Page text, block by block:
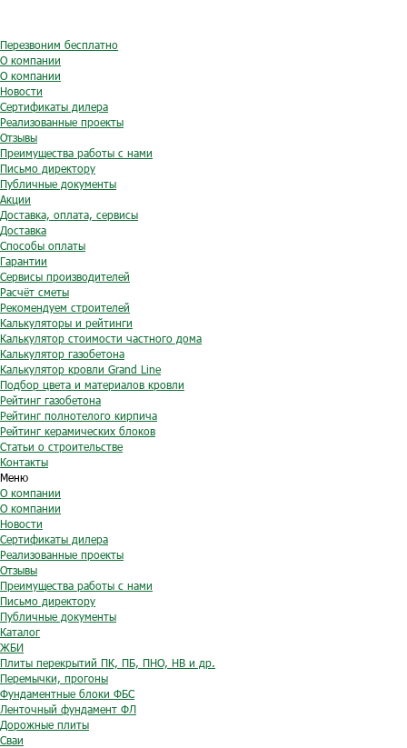
Перезвоним бесплатно
О компании
О компании
Новости
Сертификаты дилера
Реализованные проекты
Отзывы
Преимущества работы с нами
Письмо директору
Публичные документы
Акции
Доставка, оплата, сервисы
Доставка
Способы оплаты
Гарантии
Сервисы производителей
Расчёт сметы
Рекомендуем строителей
Калькуляторы и рейтинги
Калькулятор стоимости частного дома
Калькулятор газобетона
Калькулятор кровли Grand Line
Подбор цвета и материалов кровли
Рейтинг газобетона
Рейтинг полнотелого кирпича
Рейтинг керамических блоков
Статьи о строительстве
Контакты
Меню
О компании
О компании
Новости
Сертификаты дилера
Реализованные проекты
Отзывы
Преимущества работы с нами
Письмо директору
Публичные документы
Каталог
ЖБИ
Плиты перекрытий ПК, ПБ, ПНО, НВ и др.
Перемычки, прогоны
Фундаментные блоки ФБС
Ленточный фундамент ФЛ
Дорожные плиты
Сваи